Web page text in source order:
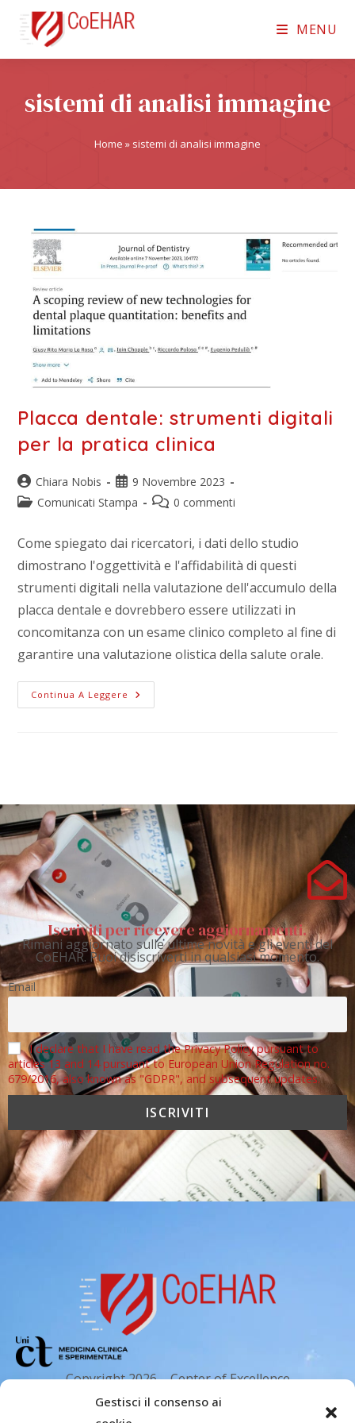
Gestisci il consenso ai
MENU
sistemi di analisi immagine
Home » sistemi di analisi immagine
Placca dentale: strumenti digitali
per la pratica clinica
Chiara Nobis
9 Novembre 2023
Comunicati Stampa
0 commenti
Come spiegato dai ricercatori, i dati dello studio
dimostrano l'oggettività e l'affidabilità di questi
strumenti digitali nella valutazione dell'accumulo della
placca dentale e dovrebbero essere utilizzati in
concomitanza con un esame clinico completo al fine di
garantire una valutazione olistica della salute orale.
Continua A Leggere
Iscriviti per ricevere aggiornamenti.
Rimani aggiornato sulle ultime novità e gli eventi del
CoEHAR. Puoi disiscriverti in qualsiasi momento.
Email
I declare that I have read the Privacy Policy pursuant to
articles 13 and 14 pursuant to European Union Regulation no.
679/2016, also known as "GDPR", and subsequent updates.
Copyright 2026 – Center of Excellence
for the acceleration of Harm Reduction.